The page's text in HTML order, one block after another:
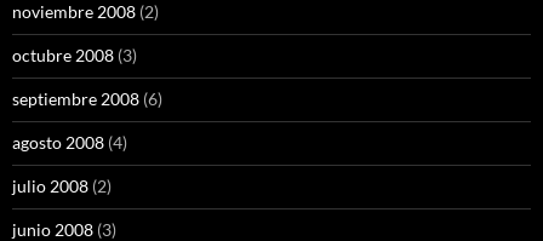
noviembre 2008 (2)
octubre 2008 (3)
septiembre 2008 (6)
agosto 2008 (4)
julio 2008 (2)
junio 2008 (3)